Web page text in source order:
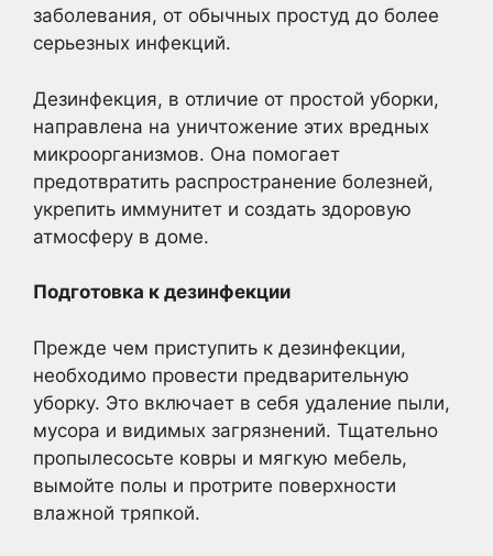
заболевания, от обычных простуд до более
серьезных инфекций.
Дезинфекция, в отличие от простой уборки,
направлена на уничтожение этих вредных
микроорганизмов. Она помогает
предотвратить распространение болезней,
укрепить иммунитет и создать здоровую
атмосферу в доме.
Подготовка к дезинфекции
Прежде чем приступить к дезинфекции,
необходимо провести предварительную
уборку. Это включает в себя удаление пыли,
мусора и видимых загрязнений. Тщательно
пропылесосьте ковры и мягкую мебель,
вымойте полы и протрите поверхности
влажной тряпкой.